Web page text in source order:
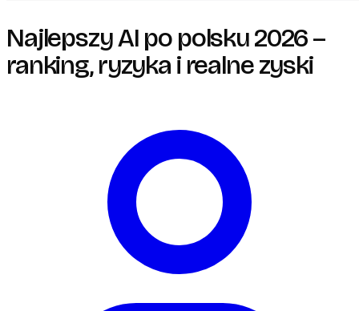
Najlepszy AI po polsku 2026 –
ranking, ryzyka i realne zyski